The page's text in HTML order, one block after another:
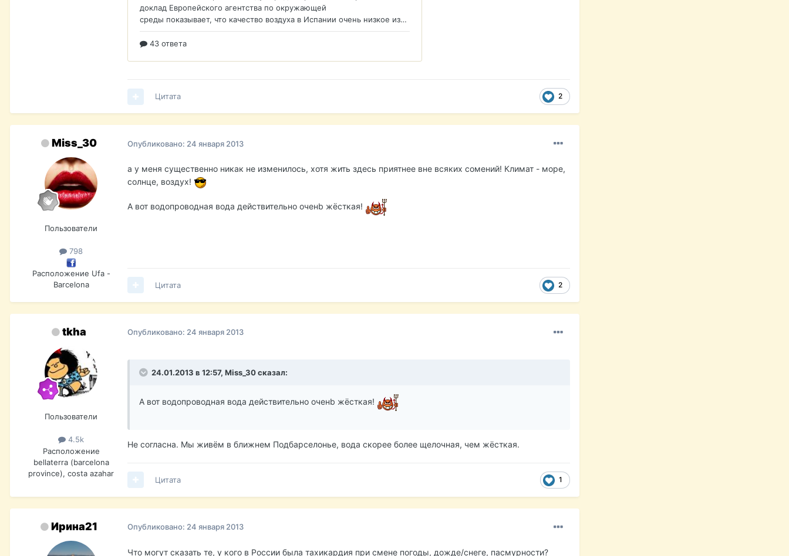
2
Цитата
Miss_30
Пользователи
798
Расположение Ufa -
Barcelona
Опубликовано: 24 января 2013
а у меня существенно никак не изменилось, хотя жить здесь приятнее вне всяких сомений! Климат - море,
солнце, воздух!
А вот водопроводная вода действительно оченb жёсткая!
2
Цитата
tkha
Пользователи
4.5k
Расположение
bellaterra (barcelona
province), costa azahar
Опубликовано: 24 января 2013
24.01.2013 в 12:57, Miss_30 сказал:
А вот водопроводная вода действительно оченb жёсткая!
Не согласна. Мы живём в ближнем Подбарселонье, вода скорее более щелочная, чем жёсткая.
1
Цитата
Ирина21 Опубликовано: 24 января 2013
Что могут сказать те, у кого в России была тахикардия при смене погоды, дожде/снеге, пасмурности?